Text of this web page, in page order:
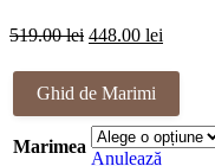
519.00lei Prețul
a
fost:
519.00 lei.
448.00 lei
este:
Ghid de Marimi
Marimea
Anulează